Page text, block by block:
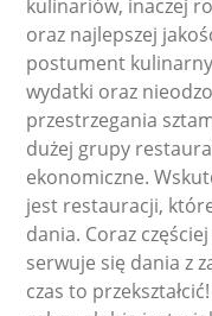
kulinariów, inaczej
oraz najlepszej
postument
wydatki oraz
przestrzegania
dużej grupy
ekonomiczne.
jest restauracji,
dania. Coraz
serwuje się dania z
czas to